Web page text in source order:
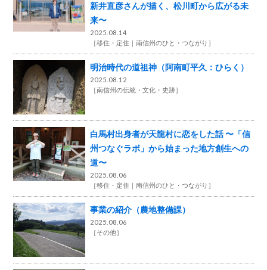
新井直彦さんが描く、松川町から広がる未
来〜
2025.08.14
［移住・定住 南信州のひと・つながり ］
明治時代の道祖神（阿南町平久：ひらく）
2025.08.12
［南信州の伝統・文化・史跡］
白馬村出身者が天龍村に恋をした話 〜「信
州つなぐラボ」から始まった地方創生への
道〜
2025.08.06
［移住・定住 南信州のひと・つながり ］
事業の紹介（農地整備課）
2025.08.06
［その他］